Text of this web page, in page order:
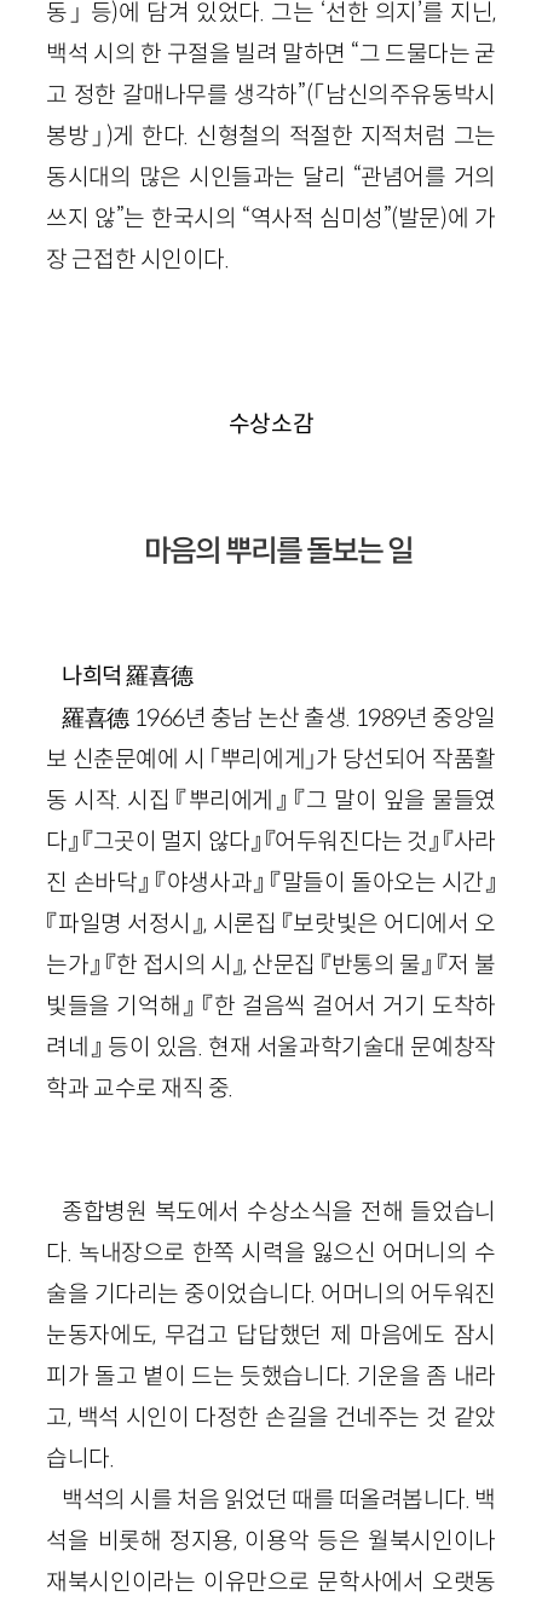
동」 등)에 담겨 있었다. 그는 ‘선한 의지’를 지닌,
백석 시의 한 구절을 빌려 말하면 “그 드물다는 굳
고 정한 갈매나무를 생각하”(「남신의주유동박시
봉방」)게 한다. 신형철의 적절한 지적처럼 그는
동시대의 많은 시인들과는 달리 “관념어를 거의
쓰지 않”는 한국시의 “역사적 심미성”(발문)에 가
장 근접한 시인이다.
수상소감
마음의 뿌리를 돌보는 일
나희덕 羅喜德
羅喜德 1966년 충남 논산 출생. 1989년 중앙일
보 신춘문예에 시 「뿌리에게」가 당선되어 작품활
동 시작. 시집 『뿌리에게』 『그 말이 잎을 물들였
다』 『그곳이 멀지 않다』 『어두워진다는 것』 『사라
진 손바닥』 『야생사과』 『말들이 돌아오는 시간』
『파일명 서정시』, 시론집 『보랏빛은 어디에서 오
는가』 『한 접시의 시』, 산문집 『반통의 물』 『저 불
빛들을 기억해』 『한 걸음씩 걸어서 거기 도착하
려네』 등이 있음. 현재 서울과학기술대 문예창작
학과 교수로 재직 중.
종합병원 복도에서 수상소식을 전해 들었습니
다. 녹내장으로 한쪽 시력을 잃으신 어머니의 수
술을 기다리는 중이었습니다. 어머니의 어두워진
눈동자에도, 무겁고 답답했던 제 마음에도 잠시
피가 돌고 볕이 드는 듯했습니다. 기운을 좀 내라
고, 백석 시인이 다정한 손길을 건네주는 것 같았
습니다.
백석의 시를 처음 읽었던 때를 떠올려봅니다. 백
석을 비롯해 정지용, 이용악 등은 월북시인이나
재북시인이라는 이유만으로 문학사에서 오랫동